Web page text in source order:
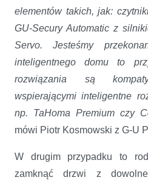
elementów takich, jak:
GU-Secury Automatic z
Servo. Jesteśmy
inteligentnego domu to
rozwiązania są
wspierającymi inteligentne
np. TaHoma Premium czy
mówi Piotr Kosmowski z G-U
W drugim przypadku to
zamknąć drzwi z